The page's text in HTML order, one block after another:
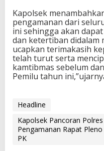
Kapolsek
pengamanan dari
ini sehingga akan
dan ketertiban didalam
ucapkan terimakasih
telah turut serta
kamtibmas sebelum
Pemilu tahun
Headline
Kapolsek Pancoran
Pengamanan Rapat
PK